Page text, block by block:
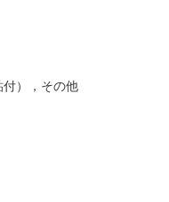
），その他